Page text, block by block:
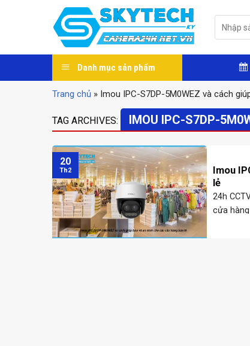
kiếm:
Danh mục sản phẩm
Trang chủ » Imou IPC-S7DP-5M0WEZ và cách
TAG ARCHIVES: IMOU IPC-S7DP-
Imou
lẻ
24h
cửa
20
Th2